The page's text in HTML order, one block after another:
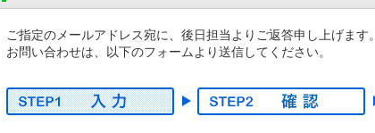
ご指定のメールアドレス宛に、後日担当よりご返答申し上げます。
お問い合わせは、以下のフォームより送信してください。